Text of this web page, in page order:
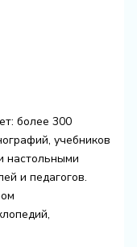
более 300
учебников
настольными
и педагогов.